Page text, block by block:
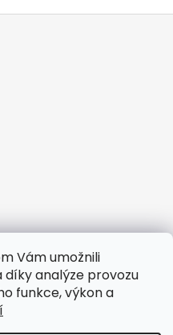
Vám umožnili
analýze provozu
funkce, výkon a